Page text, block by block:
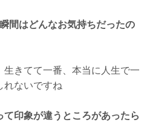
間はどんなお気持ちだったの
きてて一番、本当に人生で一
れないですね
印象が違うところがあったら